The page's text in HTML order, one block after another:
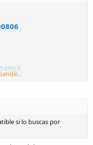
si lo buscas por